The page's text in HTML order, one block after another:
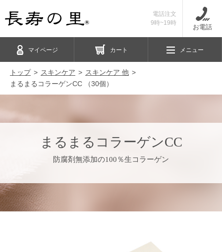
電話注文
9時~19時
お電話
マイページ カート メニュー
トップ スキンケア
スキンケア 他
まるまるコラーゲンCC （30個）
まるまるコラーゲンCC
防腐剤無添加の100％生コラーゲン